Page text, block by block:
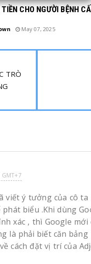
CHO NGƯỜI BỆNH
May 07, 2025
TRÒ
viết ý tưởng của cô
biểu .Khi dùng
xác , thì Google
là phải biết căn
cách đặt vị trí của